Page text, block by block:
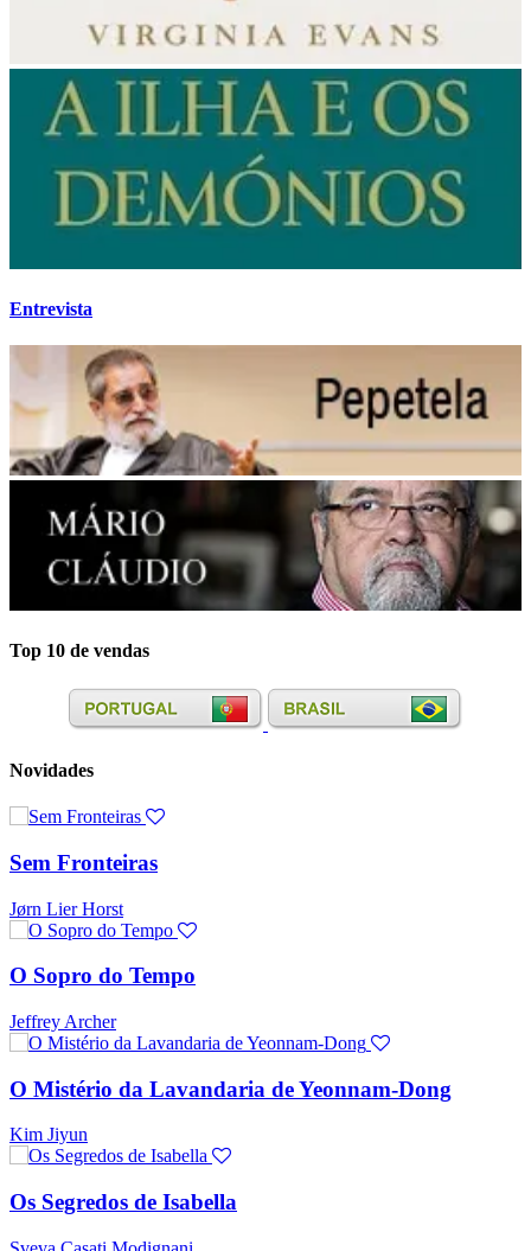
Entrevista
Top 10 de vendas
Novidades
Sem Fronteiras
Jørn Lier Horst
O Sopro do Tempo
Jeffrey Archer
O Mistério da Lavandaria de Yeonnam-Dong
Kim Jiyun
Os Segredos de Isabella